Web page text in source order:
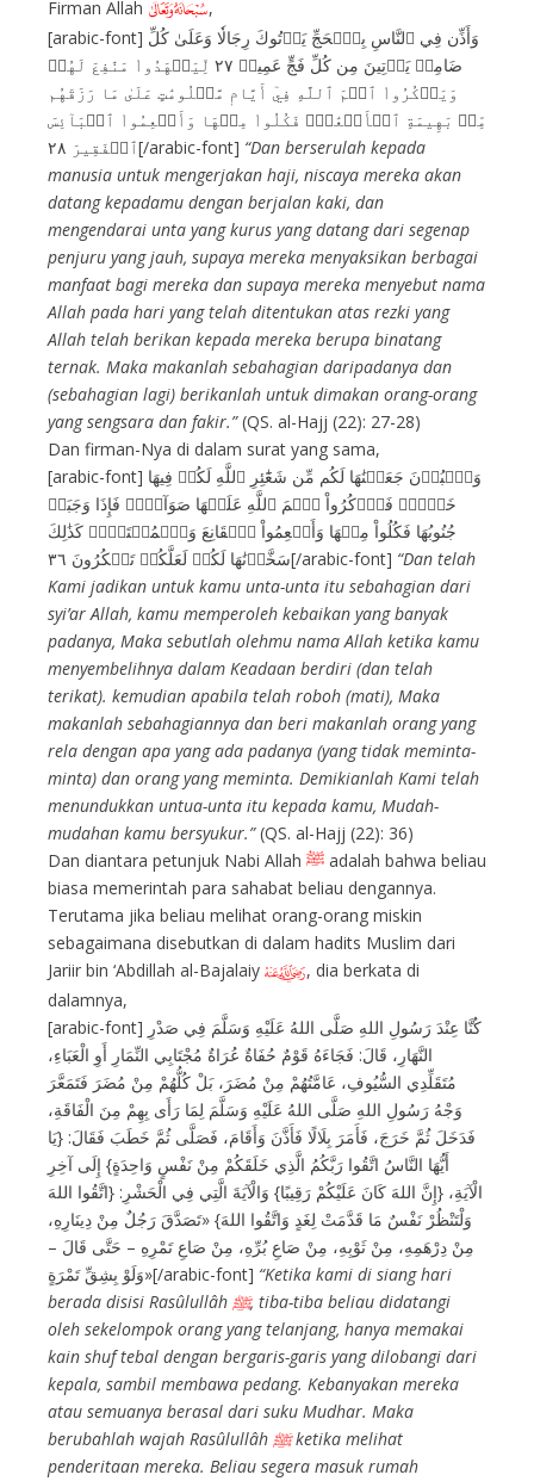
Firman Allah E,
[arabic-font] وَأَذِّن فِي ٱلنَّاسِ بِٱلۡحَجِّ يَأۡتُوكَ رِجَالٗا وَعَلَىٰ كُلِّ
ضَامِرٖ يَأۡتِينَ مِن كُلِّ فَجٍّ عَمِيقٖ ٢٧ لِّيَشۡهَدُواْ مَنَٰفِعَ لَهُمۡ
وَيَذۡكُرُواْ ٱسۡمَ ٱللَّهِ فِيٓ أَيَّامٖ مَّعۡلُومَٰتٍ عَلَىٰ مَا رَزَقَهُم
مِّنۢ بَهِيمَةِ ٱلۡأَنۡعَٰمِۖ فَكُلُواْ مِنۡهَا وَأَطۡعِمُواْ ٱلۡبَآئِسَ
ٱلۡفَقِيرَ ٢٨[/arabic-font] “Dan berserulah kepada
manusia untuk mengerjakan haji, niscaya mereka akan
datang kepadamu dengan berjalan kaki, dan
mengendarai unta yang kurus yang datang dari segenap
penjuru yang jauh, supaya mereka menyaksikan berbagai
manfaat bagi mereka dan supaya mereka menyebut nama
Allah pada hari yang telah ditentukan atas rezki yang
Allah telah berikan kepada mereka berupa binatang
ternak. Maka makanlah sebahagian daripadanya dan
(sebahagian lagi) berikanlah untuk dimakan orang-orang
yang sengsara dan fakir.”(QS. al-Hajj (22): 27-28)
Dan firman-Nya di dalam surat yang sama,
[arabic-font] وَٱلۡبُدۡنَ جَعَلۡنَٰهَا لَكُم مِّن شَعَٰٓئِرِ ٱللَّهِ لَكُمۡ فِيهَا
خَيۡرٞۖ فَٱذۡكُرُواْ ٱسۡمَ ٱللَّهِ عَلَيۡهَا صَوَآفَّۖ فَإِذَا وَجَبَتۡ
جُنُوبُهَا فَكُلُواْ مِنۡهَا وَأَطۡعِمُواْ ٱلۡقَانِعَ وَٱلۡمُعۡتَرَّۚ كَذَٰلِكَ
سَخَّرۡنَٰهَا لَكُمۡ لَعَلَّكُمۡ تَشۡكُرُونَ ٣٦[/arabic-font] “Dan telah
Kami jadikan untuk kamu unta-unta itu sebahagian dari
syi’ar Allah, kamu memperoleh kebaikan yang banyak
padanya, Maka sebutlah olehmu nama Allah ketika kamu
menyembelihnya dalam Keadaan berdiri (dan telah
terikat). kemudian apabila telah roboh (mati), Maka
makanlah sebahagiannya dan beri makanlah orang yang
rela dengan apa yang ada padanya (yang tidak meminta-
minta) dan orang yang meminta. Demikianlah Kami telah
menundukkan untua-unta itu kepada kamu, Mudah-
mudahan kamu bersyukur.”(QS. al-Hajj (22): 36)
Dan diantara petunjuk Nabi Allah ﷺ adalah bahwa beliau
biasa memerintah para sahabat beliau dengannya.
Terutama jika beliau melihat orang-orang miskin
sebagaimana disebutkan di dalam hadits Muslim dari
Jariir bin ‘Abdillah al-Bajalaiy I, dia berkata di
dalamnya,
[arabic-font] كُنَّا عِنْدَ رَسُولِ اللهِ صَلَّى اللهُ عَلَيْهِ وَسَلَّمَ فِي صَدْرِ
النَّهَارِ، قَالَ: فَجَاءَهُ قَوْمٌ حُفَاةٌ عُرَاةٌ مُجْتَابِي النِّمَارِ أَوِ الْعَبَاءِ،
مُتَقَلِّدِي السُّيُوفِ، عَامَّتُهُمْ مِنْ مُضَرَ، بَلْ كُلُّهُمْ مِنْ مُضَرَ فَتَمَعَّرَ
وَجْهُ رَسُولِ اللهِ صَلَّى اللهُ عَلَيْهِ وَسَلَّمَ لِمَا رَأَى بِهِمْ مِنَ الْفَاقَةِ،
فَدَخَلَ ثُمَّ خَرَجَ، فَأَمَرَ بِلَالًا فَأَذَّنَ وَأَقَامَ، فَصَلَّى ثُمَّ خَطَبَ فَقَالَ: {يَا
أَيُّهَا النَّاسُ اتَّقُوا رَبَّكُمُ الَّذِي خَلَقَكُمْ مِنْ نَفْسٍ وَاحِدَةٍ} إِلَى آخِرِ
الْآيَةِ، {إِنَّ اللهَ كَانَ عَلَيْكُمْ رَقِيبًا} وَالْآيَةَ الَّتِي فِي الْحَشْرِ: {اتَّقُوا اللهَ
وَلْتَنْظُرْ نَفْسٌ مَا قَدَّمَتْ لِغَدٍ وَاتَّقُوا اللهَ} «تَصَدَّقَ رَجُلٌ مِنْ دِينَارِهِ،
مِنْ دِرْهَمِهِ، مِنْ ثَوْبِهِ، مِنْ صَاعِ بُرِّهِ، مِنْ صَاعِ تَمْرِهِ – حَتَّى قَالَ –
وَلَوْ بِشِقِّ تَمْرَةٍ»[/arabic-font] “Ketika kami di siang hari
berada disisi Rasûlullâh ﷺ, tiba-tiba beliau didatangi
oleh sekelompok orang yang telanjang, hanya memakai
kain shuf tebal dengan bergaris-garis yang dilobangi dari
kepala, sambil membawa pedang. Kebanyakan mereka
atau semuanya berasal dari suku Mudhar. Maka
berubahlah wajah Rasûlullâh ﷺketika melihat
penderitaan mereka. Beliau segera masuk rumah